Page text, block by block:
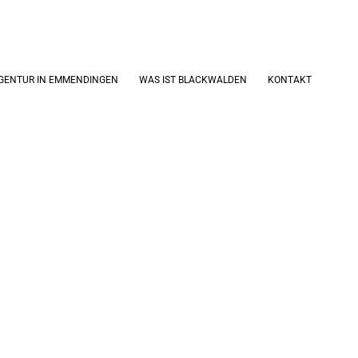
IN EMMENDINGEN WAS IST BLACKWALDEN KONTAKT